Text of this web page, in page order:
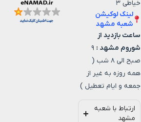
خیاطی ۳
لینک لوکیشن
شعبه مشهد
ساعت بازدید از
شوروم مشهد : ۹
صبح الی ۸ شب (
همه روزه به غیر از
جمعه و ایام تعطیل )
ارتباط با شعبه
مشهد